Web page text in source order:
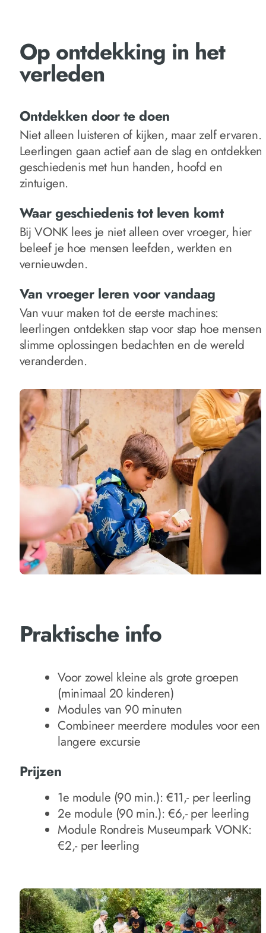
Op ontdekking in het
verleden
Ontdekken door te doen
Niet alleen luisteren of kijken, maar zelf ervaren.
Leerlingen gaan actief aan de slag en ontdekken
geschiedenis met hun handen, hoofd en
zintuigen.
Waar geschiedenis tot leven komt
Bij VONK lees je niet alleen over vroeger, hier
beleef je hoe mensen leefden, werkten en
vernieuwden.
Van vroeger leren voor vandaag
Van vuur maken tot de eerste machines:
leerlingen ontdekken stap voor stap hoe mensen
slimme oplossingen bedachten en de wereld
veranderden.
Praktische info
Voor zowel kleine als grote groepen
(minimaal 20 kinderen)
Modules van 90 minuten
Combineer meerdere modules voor een
langere excursie
Prijzen
1e module (90 min.): €11,- per leerling
2e module (90 min.): €6,- per leerling
Module Rondreis Museumpark VONK:
€2,- per leerling